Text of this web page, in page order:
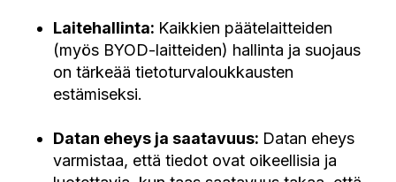
Laitehallinta: Kaikkien päätelaitteiden
(myös BYOD-laitteiden) hallinta ja suojaus
on tärkeää tietoturvaloukkausten
estämiseksi.
Datan eheys ja saatavuus: Datan eheys
varmistaa, että tiedot ovat oikeellisia ja